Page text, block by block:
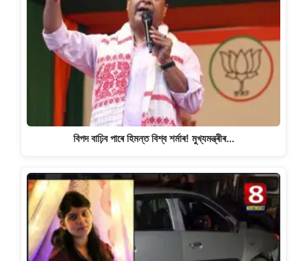
বিপদ বাঢ়িব পাৰে হিমন্ত বিশ্ব শৰ্মাৰ! মুখ্যমন্ত্ৰীৰ…